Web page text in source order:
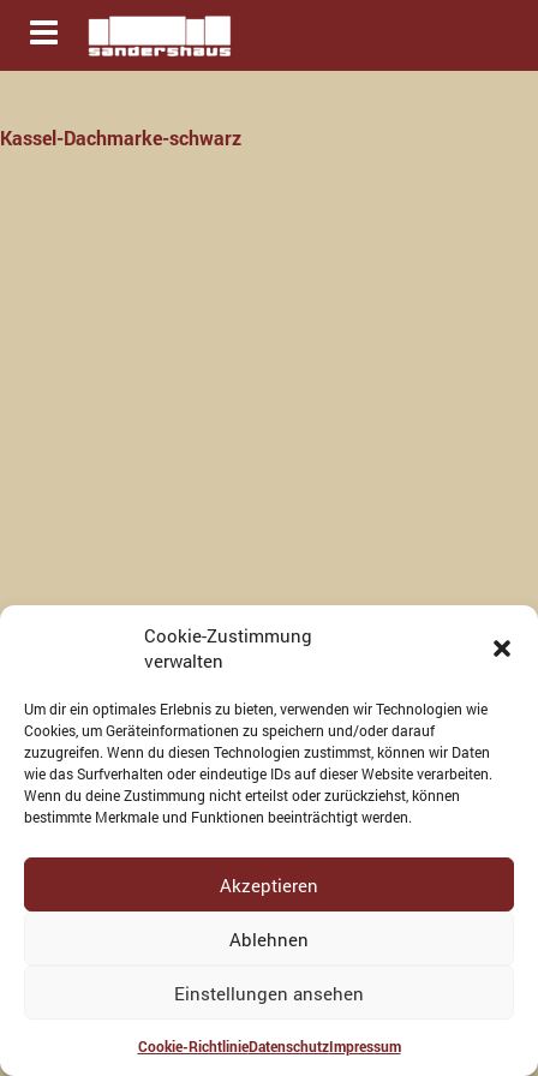
Cookie-Zustimmung
verwalten
Um dir ein optimales Erlebnis zu bieten, verwenden wir Technologien wie
Cookies, um Geräteinformationen zu speichern und/oder darauf
zuzugreifen. Wenn du diesen Technologien zustimmst, können wir Daten
wie das Surfverhalten oder eindeutige IDs auf dieser Website verarbeiten.
Wenn du deine Zustimmung nicht erteilst oder zurückziehst, können
bestimmte Merkmale und Funktionen beeinträchtigt werden.
Akzeptieren
Ablehnen
Einstellungen ansehen
Cookie-RichtlinieDatenschutzImpressum
Navigation ein-/ausblenden
Kassel-Dachmarke-schwarz
KONTAKT IMPRESSUM
DATENSCHUTZ
COOKIE-RICHTLINIE (EU)